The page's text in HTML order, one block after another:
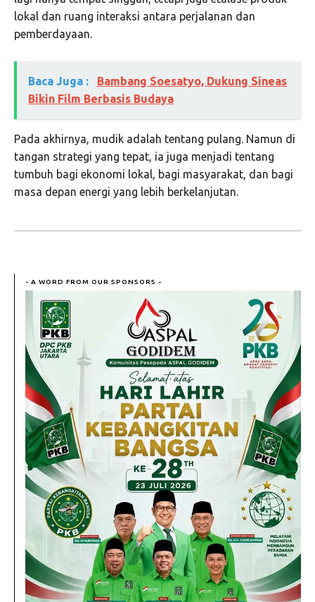
lokal dan ruang interaksi antara perjalanan dan
pemberdayaan.
Baca Juga :
Bambang Soesatyo, Dukung Sineas
Bikin Film Berbasis Budaya
Pada akhirnya, mudik adalah tentang pulang. Namun di
tangan strategi yang tepat, ia juga menjadi tentang
tumbuh bagi ekonomi lokal, bagi masyarakat, dan bagi
masa depan energi yang lebih berkelanjutan.
- A WORD FROM OUR SPONSORS -